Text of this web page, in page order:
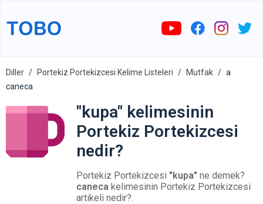
Diller Portekiz Portekizcesi Kelime Listeleri Mutfak
a
caneca
"kupa" kelimesinin
Portekiz Portekizcesi
nedir?
Portekiz Portekizcesi "kupa" ne demek?
caneca kelimesinin Portekiz Portekizcesi
artikeli nedir?.